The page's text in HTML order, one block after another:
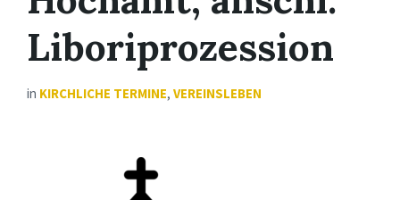
Liboriprozession
in KIRCHLICHE TERMINE, VEREINSLEBEN